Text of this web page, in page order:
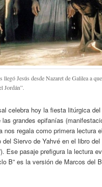
llegó Jesús desde Nazaret de Galilea a
Jordán”.
celebra hoy la fiesta litúrgica
las grandes epifanías
nos regala como primera lectura
Siervo de Yahvé en el libro del
Ese pasaje prefigura la lectura
B” es la versión de Marcos del